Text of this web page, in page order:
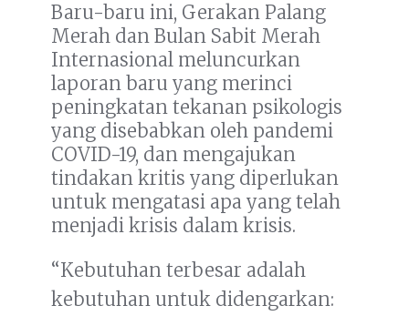
Baru-baru ini, Gerakan Palang
Merah dan Bulan Sabit Merah
Internasional meluncurkan
laporan baru yang merinci
peningkatan tekanan psikologis
yang disebabkan oleh pandemi
COVID-19, dan mengajukan
tindakan kritis yang diperlukan
untuk mengatasi apa yang telah
menjadi krisis dalam krisis.
“Kebutuhan terbesar adalah
kebutuhan untuk didengarkan: